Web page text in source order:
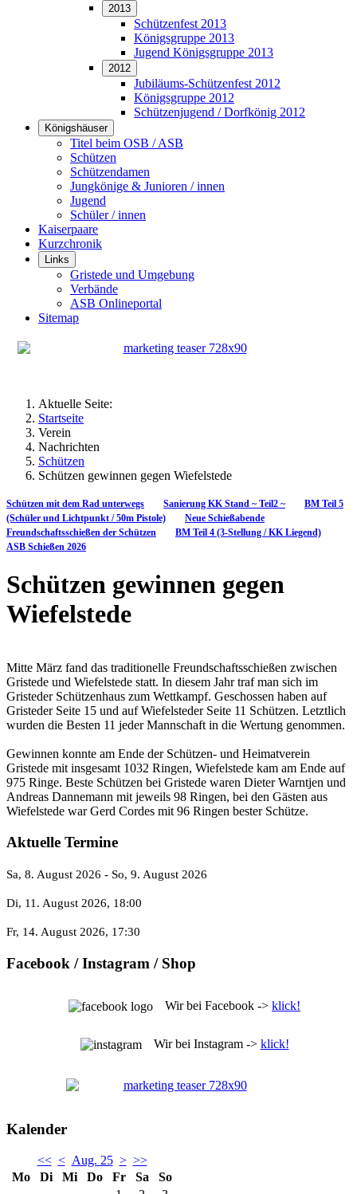
2013
Schützenfest 2013
Königsgruppe 2013
Jugend Königsgruppe 2013
2012
Jubiläums-Schützenfest 2012
Königsgruppe 2012
Schützenjugend / Dorfkönig 2012
Königshäuser
Titel beim OSB / ASB
Schützen
Schützendamen
Jungkönige & Junioren / innen
Jugend
Schüler / innen
Kaiserpaare
Kurzchronik
Links
Gristede und Umgebung
Verbände
ASB Onlineportal
Sitemap
Aktuelle Seite:
Startseite
Verein
Nachrichten
Schützen
Schützen gewinnen gegen Wiefelstede
Schützen mit dem Rad unterwegs Sanierung KK Stand ~ Teil2 ~
BM Teil 5
(Schüler und Lichtpunkt / 50m Pistole)
Neue Schießabende
Freundschaftsschießen der Schützen
BM Teil 4 (3-Stellung / KK Liegend)
ASB Schießen 2026
Schützen gewinnen gegen
Wiefelstede
Mitte März fand das traditionelle Freundschaftsschießen zwischen
Gristede und Wiefelstede statt. In diesem Jahr traf man sich im
Gristeder Schützenhaus zum Wettkampf. Geschossen haben auf
Gristeder Seite 15 und auf Wiefelsteder Seite 11 Schützen. Letztlich
wurden die Besten 11 jeder Mannschaft in die Wertung genommen.
Gewinnen konnte am Ende der Schützen- und Heimatverein
Gristede mit insgesamt 1032 Ringen, Wiefelstede kam am Ende auf
975 Ringe. Beste Schützen bei Gristede waren Dieter Warntjen und
Andreas Dannemann mit jeweils 98 Ringen, bei den Gästen aus
Wiefelstede war Gerd Cordes mit 96 Ringen bester Schütze.
Aktuelle Termine
Sa, 8. August 2026 - So, 9. August 2026
Di, 11. August 2026, 18:00
Fr, 14. August 2026, 17:30
Facebook / Instagram / Shop
Wir bei Facebook -> klick!
Wir bei Instagram -> klick!
Kalender
<< < Aug. 25 > >>
Mo
Di Mi Do Fr Sa
So